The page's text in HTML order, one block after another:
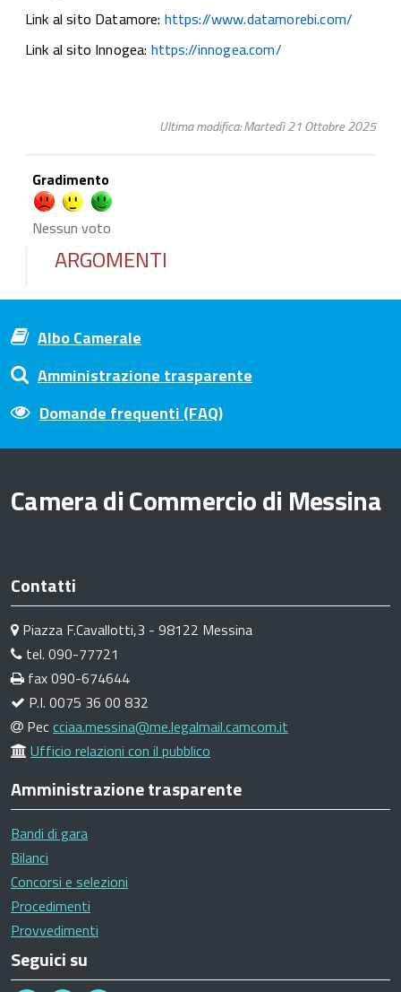
Link al sito Datamore: https://www.datamorebi.com/
Link al sito Innogea: https://innogea.com/
Ultima modifica: Martedì 21 Ottobre 2025
Gradimento
Nessun voto
ARGOMENTI
Albo Camerale
Amministrazione trasparente
Domande frequenti (FAQ)
Camera di Commercio di Messina
Contatti
Piazza F.Cavallotti,3 - 98122 Messina
tel. 090-77721
fax 090-674644
P.I. 0075 36 00 832
Peccciaa.messina@me.legalmail.camcom.it
Ufficio relazioni con il pubblico
Amministrazione trasparente
Bandi di gara
Bilanci
Concorsi e selezioni
Procedimenti
Provvedimenti
Seguici su